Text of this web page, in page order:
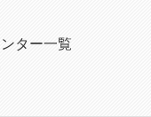
ター一覧